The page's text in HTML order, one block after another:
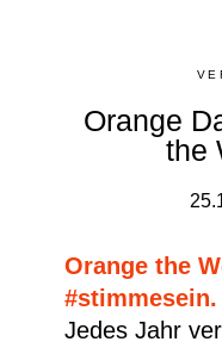
Orange
the
Orange the
#stimmesein.
Jedes Jahr